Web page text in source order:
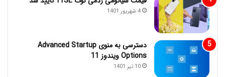
4 شهریور 1401
دسترسی به منوی Advanced Startup
Options ویندوز 11
10 تیر 1401